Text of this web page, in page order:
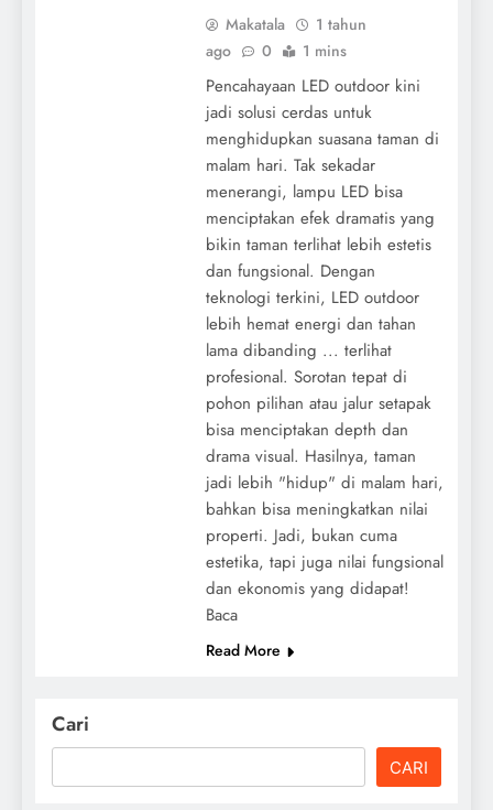
Makatala
1 tahun
ago
0 1 mins
Pencahayaan LED outdoor kini
jadi solusi cerdas untuk
menghidupkan suasana taman di
malam hari. Tak sekadar
menerangi, lampu LED bisa
menciptakan efek dramatis yang
bikin taman terlihat lebih estetis
dan fungsional. Dengan
teknologi terkini, LED outdoor
lebih hemat energi dan tahan
lama dibanding ... terlihat
profesional. Sorotan tepat di
pohon pilihan atau jalur setapak
bisa menciptakan depth dan
drama visual. Hasilnya, taman
jadi lebih "hidup" di malam hari,
bahkan bisa meningkatkan nilai
properti. Jadi, bukan cuma
estetika, tapi juga nilai fungsional
dan ekonomis yang didapat!
Baca
Read More
Cari
CARI